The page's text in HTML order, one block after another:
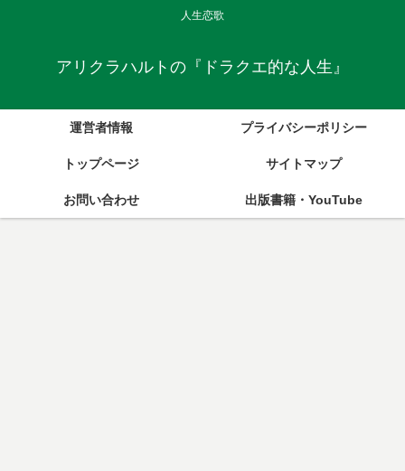
人生恋歌
アリクラハルトの『ドラクエ的な人生』
運営者情報 プライバシーポリシー
トップページ サイトマップ
お問い合わせ 出版書籍・YouTube